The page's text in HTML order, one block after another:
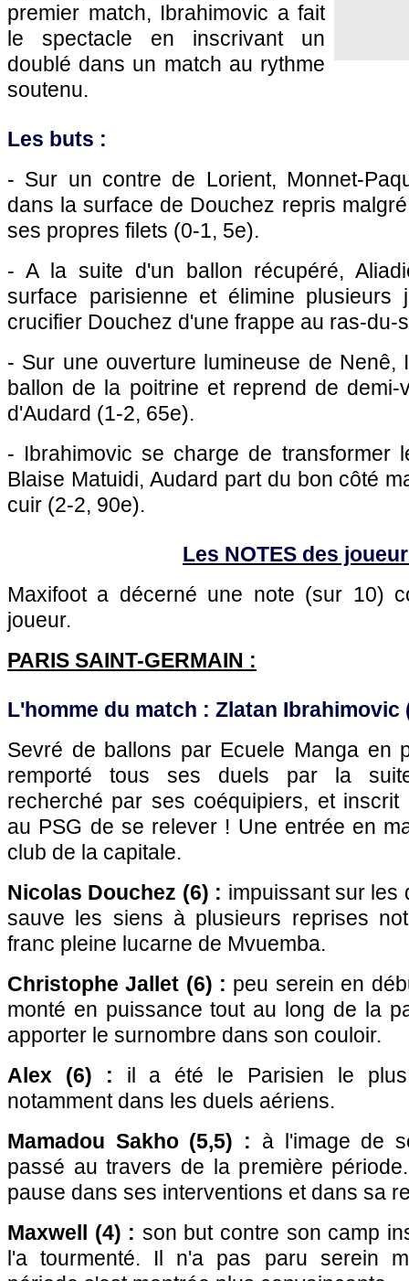
premier match, Ibrahimovic a fait
le spectacle en inscrivant un
doublé dans un match au rythme
soutenu.
Les buts :
- Sur un contre de Lorient, Monnet-
dans la surface de Douchez repris
ses propres filets (0-1, 5e).
- A la suite d'un ballon récupéré,
surface parisienne et élimine plusieurs
crucifier Douchez d'une frappe au ras-du-
- Sur une ouverture lumineuse de Nenê,
ballon de la poitrine et reprend de demi-
d'Audard (1-2, 65e).
- Ibrahimovic se charge de transformer
Blaise Matuidi, Audard part du bon côté
cuir (2-2, 90e).
Les NOTES des
Maxifoot a décerné une note (sur 10)
joueur.
PARIS SAINT-GERMAIN :
L'homme du match : Zlatan Ibrahimovic
Sevré de ballons par Ecuele Manga en
remporté tous ses duels par la
recherché par ses coéquipiers, et
au PSG de se relever ! Une entrée en
club de la capitale.
Nicolas Douchez (6) : impuissant sur les
sauve les siens à plusieurs reprises
franc pleine lucarne de Mvuemba.
Christophe Jallet (6) : peu serein en
monté en puissance tout au long de la
apporter le surnombre dans son couloir.
Alex (6) : il a été le Parisien le plus
notamment dans les duels aériens.
Mamadou Sakho (5,5) : à l'image de
passé au travers de la première
pause dans ses interventions et dans sa
Maxwell (4) : son but contre son camp
l'a tourmenté. Il n'a pas paru serein